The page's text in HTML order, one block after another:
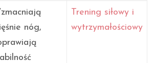
nóg,
Trening siłowy i
wytrzymałościowy